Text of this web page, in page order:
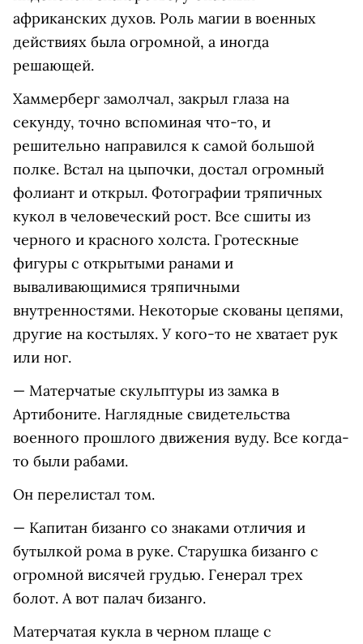
африканских духов. Роль магии в военных
действиях была огромной, а иногда
решающей.
Хаммерберг замолчал, закрыл глаза на
секунду, точно вспоминая что-то, и
решительно направился к самой большой
полке. Встал на цыпочки, достал огромный
фолиант и открыл. Фотографии тряпичных
кукол в человеческий рост. Все сшиты из
черного и красного холста. Гротескные
фигуры с открытыми ранами и
вываливающимися тряпичными
внутренностями. Некоторые скованы цепями,
другие на костылях. У кого-то не хватает рук
или ног.
— Матерчатые скульптуры из замка в
Артибоните. Наглядные свидетельства
военного прошлого движения вуду. Все когда-
то были рабами.
Он перелистал том.
— Капитан бизанго со знаками отличия и
бутылкой рома в руке. Старушка бизанго с
огромной висячей грудью. Генерал трех
болот. А вот палач бизанго.
Матерчатая кукла в черном плаще с